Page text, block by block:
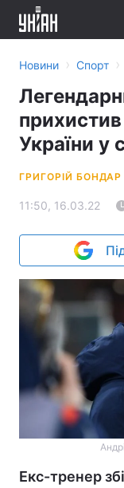
Новини › Спорт ›
прихистив
України у
ГРИГОРІЙ БОНДАР
11:50, 16.03.22
Екс-тренер